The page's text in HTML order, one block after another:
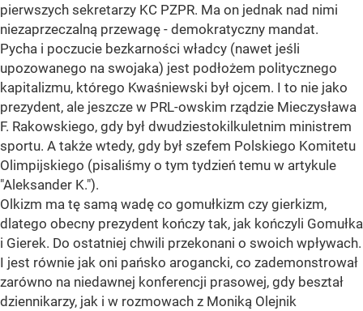
pierwszych sekretarzy KC PZPR. Ma on jednak nad nimi
niezaprzeczalną przewagę - demokratyczny mandat.
Pycha i poczucie bezkarności władcy (nawet jeśli
upozowanego na swojaka) jest podłożem politycznego
kapitalizmu, którego Kwaśniewski był ojcem. I to nie jako
prezydent, ale jeszcze w PRL-owskim rządzie Mieczysława
F. Rakowskiego, gdy był dwudziestokilkuletnim ministrem
sportu. A także wtedy, gdy był szefem Polskiego Komitetu
Olimpijskiego (pisaliśmy o tym tydzień temu w artykule
"Aleksander K.").
Olkizm ma tę samą wadę co gomułkizm czy gierkizm,
dlatego obecny prezydent kończy tak, jak kończyli Gomułka
i Gierek. Do ostatniej chwili przekonani o swoich wpływach.
I jest równie jak oni pańsko arogancki, co zademonstrował
zarówno na niedawnej konferencji prasowej, gdy beształ
dziennikarzy, jak i w rozmowach z Moniką Olejnik